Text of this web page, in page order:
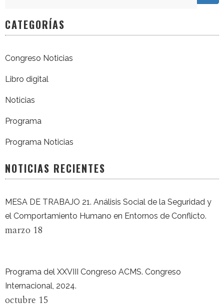
CATEGORÍAS
Congreso Noticias
Libro digital
Noticias
Programa
Programa Noticias
NOTICIAS RECIENTES
MESA DE TRABAJO 21. Análisis Social de la Seguridad y
el Comportamiento Humano en Entornos de Conflicto.
marzo 18
Programa del XXVIII Congreso ACMS. Congreso
Internacional, 2024.
octubre 15